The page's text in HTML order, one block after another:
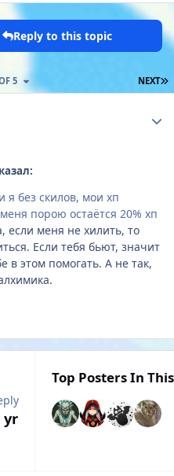
Reply to this topic
NEXT
5
я без скилов, мои хп
порою остаётся 20% хп
если меня не хилить, то
Если тебя бьют, значит
в этом помогать. А не так,
yr
Top Posters In